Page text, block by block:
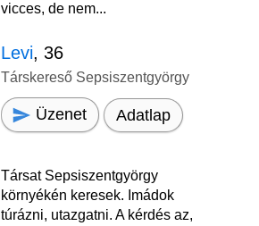
vicces, de nem...
Levi, 36
Társkereső Sepsiszentgyörgy
Üzenet Adatlap
Társat Sepsiszentgyörgy
környékén keresek. Imádok
túrázni, utazgatni. A kérdés az,